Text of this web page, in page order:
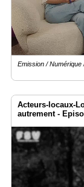
Emission / Numérique
Acteurs-locaux-
autrement -